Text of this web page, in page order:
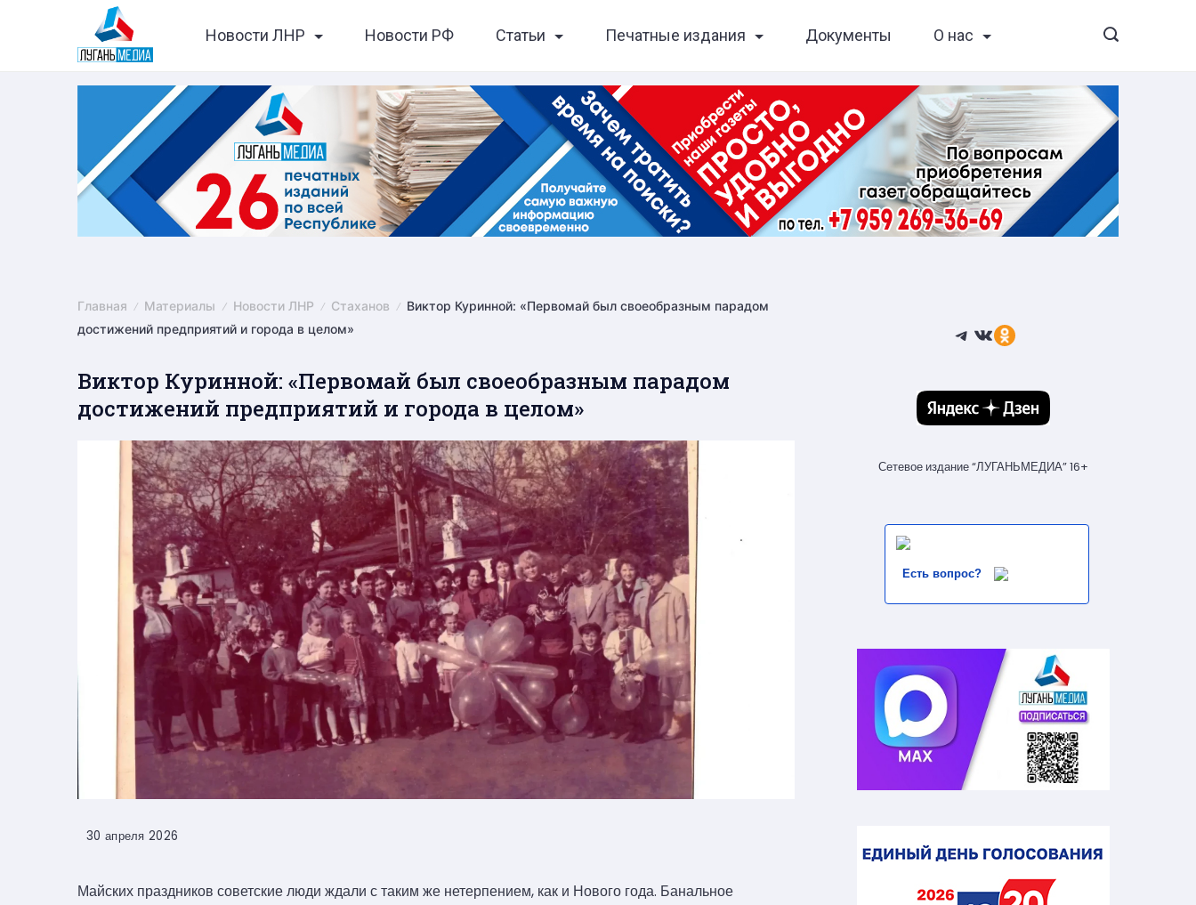
Новости ЛНР Новости РФ Статьи Печатные издания Документы О нас
Главная Материалы Новости ЛНР Стаханов
Виктор Куринной: «Первомай был своеобразным парадом
достижений предприятий и города в целом»
Виктор Куринной: «Первомай был своеобразным парадом
достижений предприятий и города в целом»
30 апреля 2026
Майских праздников советские люди ждали с таким же нетерпением, как и Нового года. Банальное
Telegram
ВКонтакте
Ссылка
Сетевое издание “ЛУГАНЬМЕДИА” 16+
Есть вопрос?